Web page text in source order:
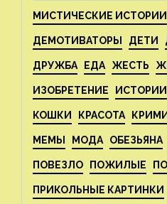
МИСТИЧЕСКИЕ ИСТОРИИ
ДЕМОТИВАТОРЫ ДЕТИ
ДРУЖБА ЕДА ЖЕСТЬ
ИЗОБРЕТЕНИЕ ИСТОРИИ
КОШКИ КРАСОТА
МЕМЫ МОДА ОБЕЗЬЯНА
ПОВЕЗЛО ПОЖИЛЫЕ
ПРИКОЛЬНЫЕ КАРТИНКИ